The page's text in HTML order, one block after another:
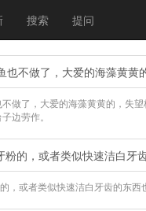
搜索 提问
也不做了，大爱的海藻黄黄
做了，大爱的海藻黄黄的，失
边劳作。
粉的，或者类似快速洁白牙
，或者类似快速洁白牙齿的东